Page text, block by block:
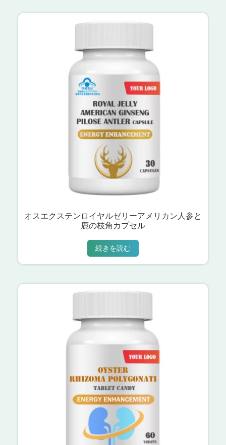
オスエクステンロイヤルゼリーアメリカン人参と
鹿の枝角カプセル
続きを読む